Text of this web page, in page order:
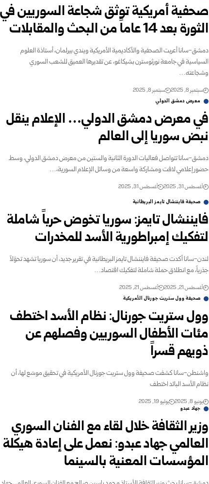
صحفية أمريكية توثق شجاعة السوريين في
الثورة بعد 14 عاماً من البحث والمقابلات
دمشق-سانا أعربت الصحفية والأكاديمية الأمريكية ويندي بيرلمان، أستاذة العلوم
السياسية في جامعة نورثوسترن بشيكاغو، عن تقديرها العميق للشعب السوري
وشجاعته…
سبتمبر 8, 2025 سبتمبر 8, 2025
معرض دمشق الدولي
في معرض دمشق الدولي… الإعلام ينقل
نبض سوريا إلى العالم
دمشق-سانا تتواصل فعاليات الدورة الثانية والستين من معرض دمشق الدولي، وسط
حضور إعلامي لافت ومشاركة واسعة من وسائل الإعلام السورية،…
أغسطس 31, 2025 أغسطس 31, 2025
صحيفة فايننشال تايمز البريطانية
فايننشال تايمز: سوريا تخوض حرباً شاملة
لتفكيك إمبراطورية الأسد للمخدرات
لندن-سانا أكدت صحيفة فايننشال تايمز البريطانية في تقرير جديد، أن سوريا تشهد تحوّلاً
جذرياً، مع انطلاق حملة شاملة لتفكيك اقتصاد…
أغسطس 21, 2025 أغسطس 21, 2025
صحيفة وول ستريت جورنال الأمريكية
وول ستريت جورنال: نظام الأسد اختطف
مئات الأطفال السوريين وفصلهم عن
ذويهم قسراً
واشنطن-سانا كشفت صحيفة وول ستريت جورنال الأمريكية في تحقيق موسّع لها، أن
نظام الأسد البائد اختطف
يونيو 8, 2025 يوليو 19, 2025
جهاد عبدو
وزير الثقافة خلال لقاء مع الفنان السوري
العالمي جهاد عبدو: نعمل على إعادة هيكلة
المؤسسات المعنية بالسينما